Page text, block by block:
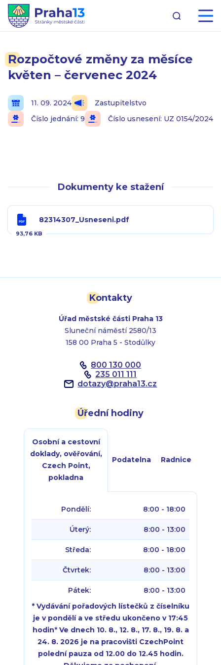
Rozpočtové změny za měsíce
květen – červenec 2024
11. 09. 2024
Zastupitelstvo
Číslo jednání: 9
Číslo usnesení: UZ 0154/2024
Dokumenty ke stažení
82314307_Usneseni.pdf
93,76 KB
Kontakty
Úřad městské části Praha 13
Sluneční náměstí 2580/13
158 00 Praha 5 - Stodůlky
800 130 000
235 011 111
dotazy@praha13.cz
Úřední hodiny
Osobní a cestovní
doklady, ověřování,
Czech Point,
pokladna
Podatelna Radnice
Pondělí: 8:00 - 18:00
Úterý: 8:00 - 13:00
Středa: 8:00 - 18:00
Čtvrtek: 8:00 - 13:00
Pátek:
8:00 - 13:00
* Vydávání pořadových lístečků z číselníku
je v pondělí a ve středu ukončeno v 17:45
hodin* Ve dnech 10. 8., 12. 8., 17. 8., 19. 8. a
24. 8. 2026 je na pracovišti CzechPoint
polední pauza od 12.00 do 12.45 hodin.